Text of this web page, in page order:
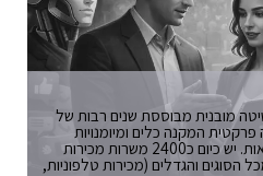
מובנית מבוססת שנים רבות של
פרקטית המקנה כלים ומיומנויות
לטיפול בהתנגדויות וסגירת עסקאות. יש כיום כ2400 משרות מכירות
הסוגים והגדלים (מכירות טלפוניות,